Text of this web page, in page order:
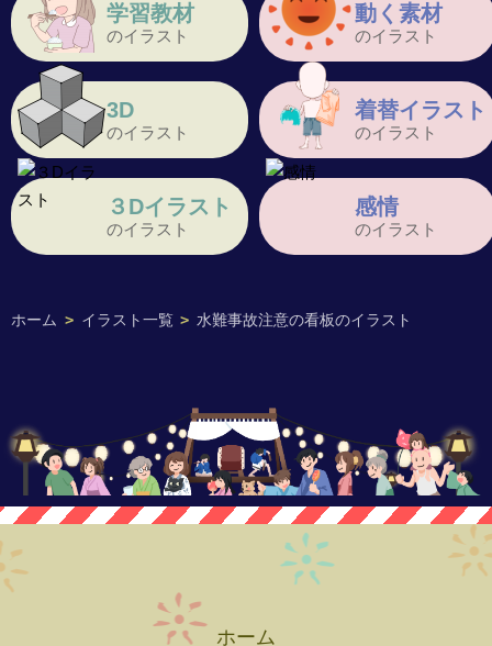
ホーム > イラスト一覧 > 水難事故注意の看板のイラスト
学習教材
のイラスト
動く素材
のイラスト
3D
のイラスト
着替イラスト
のイラスト
３Dイラスト
のイラスト
感情
のイラスト
ホーム